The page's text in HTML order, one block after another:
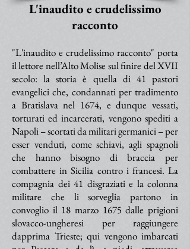
L'inaudito e crudelissimo
racconto
"L'inaudito e crudelissimo racconto" porta
il lettore nell’Alto Molise sul finire del XVII
secolo: la storia è quella di 41 pastori
evangelici che, condannati per tradimento
a Bratislava nel 1674, e dunque vessati,
torturati ed incarcerati, vengono spediti a
Napoli – scortati da militari germanici – per
esser venduti, come schiavi, agli spagnoli
che hanno bisogno di braccia per
combattere in Sicilia contro i francesi. La
compagnia dei 41 disgraziati e la colonna
militare che li sorveglia partono in
convoglio il 18 marzo 1675 dalle prigioni
slovacco-ungheresi per raggiungere
dapprima Trieste; qui vengono imbarcati